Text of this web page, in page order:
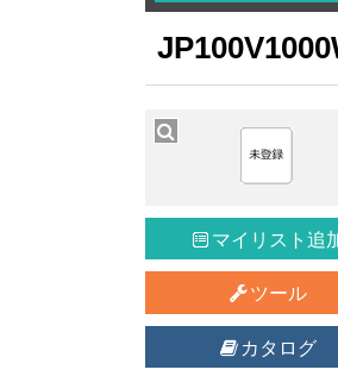
マイリスト追
ツール
カタログ